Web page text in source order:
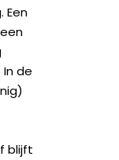
Een
In de
blijft